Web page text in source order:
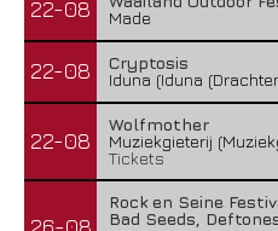
22-08
Made
22-08
Cryptosis
Iduna (Iduna
22-08
Wolfmother
Muziekgieterij
Tickets
Rock en Seine
Bad Seeds,